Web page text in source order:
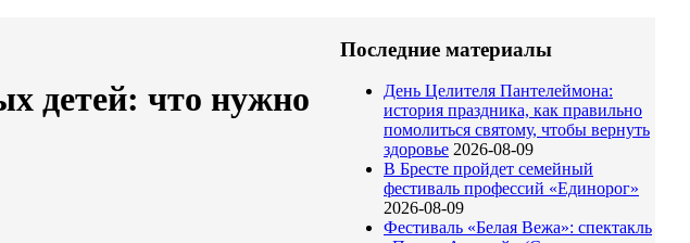
детей: что нужно
Последние материалы
День Целителя Пантелеймона:
история праздника, как правильно
помолиться святому, чтобы вернуть
здоровье 2026-08-09
В Бресте пройдет семейный
фестиваль профессий «Единорог»
2026-08-09
Фестиваль «Белая Вежа»: спектакль